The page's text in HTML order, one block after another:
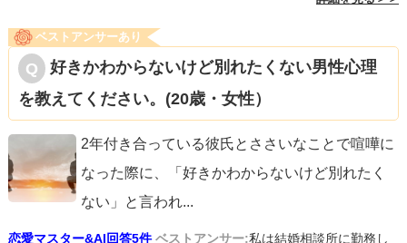
ベストアンサーあり
好きかわからないけど別れたくない男性心理
を教えてください。(20歳・女性）
2年付き合っている彼氏とささいなことで喧嘩に
なった際に、「好きかわからないけど別れたく
ない」と言われ...
恋愛マスター&AI回答5件 ベストアンサー:私は結婚相談所に勤務し